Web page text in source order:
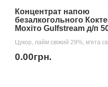
Концентрат напою
безалкогольного
Мохіто Gulfstream д/п
Цукор, лайм свіжий 29%, м'ята
0.00грн.